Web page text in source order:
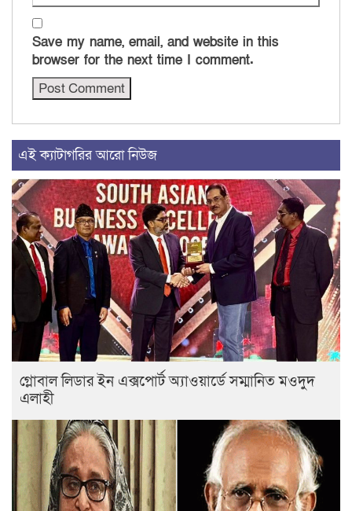
Save my name, email, and website in this
browser for the next time I comment.
এই ক্যাটাগরির আরো নিউজ
গ্লোবাল লিডার ইন এক্সপোর্ট অ্যাওয়ার্ডে সম্মানিত মওদুদ
এলাহী